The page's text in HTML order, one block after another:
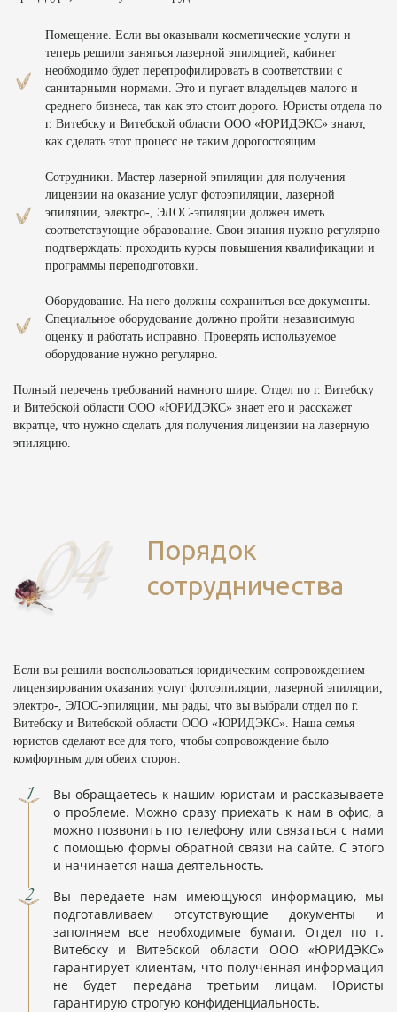
Помещение. Если вы оказывали косметические услуги и
теперь решили заняться лазерной эпиляцией, кабинет
необходимо будет перепрофилировать в соответствии с
санитарными нормами. Это и пугает владельцев малого и
среднего бизнеса, так как это стоит дорого. Юристы отдела по
г. Витебску и Витебской области ООО «ЮРИДЭКС» знают,
как сделать этот процесс не таким дорогостоящим.
Сотрудники. Мастер лазерной эпиляции для получения
лицензии на оказание услуг фотоэпиляции, лазерной
эпиляции, электро-, ЭЛОС-эпиляции должен иметь
соответствующие образование. Свои знания нужно регулярно
подтверждать: проходить курсы повышения квалификации и
программы переподготовки.
Оборудование. На него должны сохраниться все документы.
Специальное оборудование должно пройти независимую
оценку и работать исправно. Проверять используемое
оборудование нужно регулярно.
Полный перечень требований намного шире. Отдел по г. Витебску
и Витебской области ООО «ЮРИДЭКС» знает его и расскажет
вкратце, что нужно сделать для получения лицензии на лазерную
эпиляцию.
Порядок
сотрудничества
Если вы решили воспользоваться юридическим сопровождением
лицензирования оказания услуг фотоэпиляции, лазерной эпиляции,
электро-, ЭЛОС-эпиляции, мы рады, что вы выбрали отдел по г.
Витебску и Витебской области ООО «ЮРИДЭКС». Наша семья
юристов сделают все для того, чтобы сопровождение было
комфортным для обеих сторон.
Вы обращаетесь к нашим юристам и рассказываете
о проблеме. Можно сразу приехать к нам в офис, а
можно позвонить по телефону или связаться с нами
с помощью формы обратной связи на сайте. С этого
и начинается наша деятельность.
Вы передаете нам имеющуюся информацию, мы
подготавливаем отсутствующие документы и
заполняем все необходимые бумаги. Отдел по г.
Витебску и Витебской области ООО «ЮРИДЭКС»
гарантирует клиентам, что полученная информация
не будет передана третьим лицам. Юристы
гарантирую строгую конфиденциальность.